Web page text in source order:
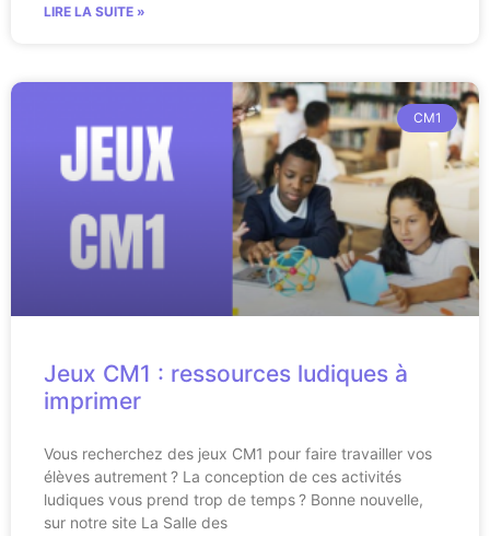
LIRE LA SUITE »
CM1
Jeux CM1 : ressources ludiques à
imprimer
Vous recherchez des jeux CM1 pour faire travailler vos
élèves autrement ? La conception de ces activités
ludiques vous prend trop de temps ? Bonne nouvelle,
sur notre site La Salle des